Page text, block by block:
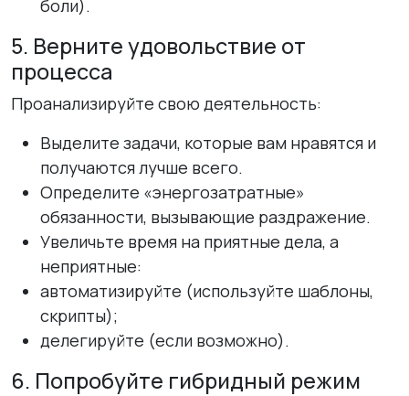
боли).
5. Верните удовольствие от
процесса
Проанализируйте свою деятельность:
Выделите задачи, которые вам нравятся и
получаются лучше всего.
Определите «энергозатратные»
обязанности, вызывающие раздражение.
Увеличьте время на приятные дела, а
неприятные:
автоматизируйте (используйте шаблоны,
скрипты);
делегируйте (если возможно).
6. Попробуйте гибридный режим